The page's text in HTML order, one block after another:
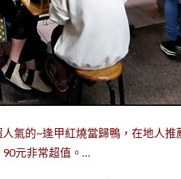
氣的~逢甲紅燒當歸鴨，在地人
元非常超值。…